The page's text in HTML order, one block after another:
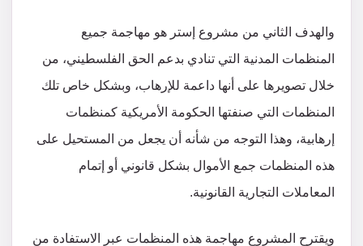
والهدف الثاني من مشروع إستر هو مهاجمة جميع
المنظمات المدنية التي تنادي بدعم الحق الفلسطيني، من
خلال تصويرها على أنها داعمة للإرهاب، وبشكل خاص تلك
المنظمات التي صنفتها الحكومة الأمريكية كمنظمات
إرهابية، وهذا التوجه من شأنه أن يجعل من المستحيل على
هذه المنظمات جمع الأموال بشكل قانوني أو إتمام
المعاملات التجارية القانونية.
ويقترح المشروع مهاجمة هذه المنظمات عبر الاستفادة من